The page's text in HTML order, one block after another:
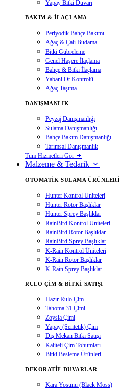
Yapay Bitki Duvarı
BAKIM & İLAÇLAMA
Periyodik Bahçe Bakımı
Ağaç & Çalı Budama
Bitki Gübreleme
Genel Haşere İlaçlama
Bahçe & Bitki İlaçlama
Yabani Ot Kontrolü
Ağaç Taşıma
DANIŞMANLIK
Peyzaj Danışmanlığı
Sulama Danışmanlığı
Bahçe Bakım Danışmanlığı
Tarımsal Danışmanlık
Tüm Hizmetleri Gör
Malzeme & Tedarik
OTOMATIK SULAMA ÜRÜNLERI
Hunter Kontrol Üniteleri
Hunter Rotor Başlıklar
Hunter Sprey Başlıklar
RainBird Kontrol Üniteleri
RainBird Rotor Başlıklar
RainBird Sprey Başlıklar
K-Rain Kontrol Üniteleri
K-Rain Rotor Başlıklar
K-Rain Sprey Başlıklar
RULO ÇIM & BITKI SATIŞI
Hazır Rulo Çim
Tahoma 31 Çimi
Zoysia Çimi
Yapay (Sentetik) Çim
Dış Mekan Bitki Satışı
Kaliteli Çim Tohumları
Bitki Besleme Ürünleri
DEKORATIF DUVARLAR
Kara Yosunu (Black Moss)